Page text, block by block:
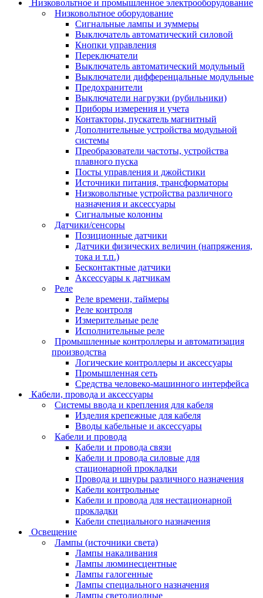
Низковольтное и промышленное электрооборудование
Низковольтное оборудование
Сигнальные лампы и зуммеры
Выключатель автоматический силовой
Кнопки управления
Переключатели
Выключатель автоматический модульный
Выключатели дифференцальные модульные
Предохранители
Выключатели нагрузки (рубильники)
Приборы измерения и учета
Контакторы, пускатель магнитный
Дополнительные устройства модульной
системы
Преобразователи частоты, устройства
плавного пуска
Посты управления и джойстики
Источники питания, трансформаторы
Низковольтные устройства различного
назначения и аксессуары
Сигнальные колонны
Датчики/сенсоры
Позиционные датчики
Датчики физических величин (напряжения,
тока и т.п.)
Бесконтактные датчики
Аксессуары к датчикам
Реле
Реле времени, таймеры
Реле контроля
Измерительные реле
Исполнительные реле
Промышленные контроллеры и автоматизация
производства
Логические контроллеры и аксессуары
Промышленная сеть
Средства человеко-машинного интерфейса
Кабели, провода и аксессуары
Системы ввода и крепления для кабеля
Изделия крепежные для кабеля
Вводы кабельные и аксессуары
Кабели и провода
Кабели и провода связи
Кабели и провода силовые для
стационарной прокладки
Провода и шнуры различного назначения
Кабели контрольные
Кабели и провода для нестационарной
прокладки
Кабели специального назначения
Освещение
Лампы (источники света)
Лампы накаливания
Лампы люминесцентные
Лампы галогенные
Лампы специального назначения
Лампы светодиодные